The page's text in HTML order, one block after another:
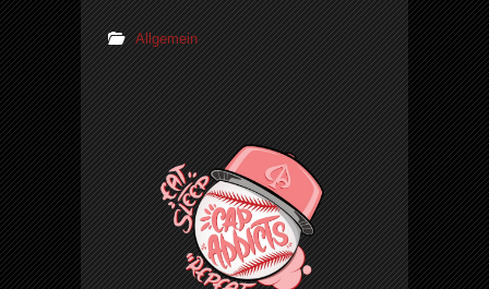
Allgemein